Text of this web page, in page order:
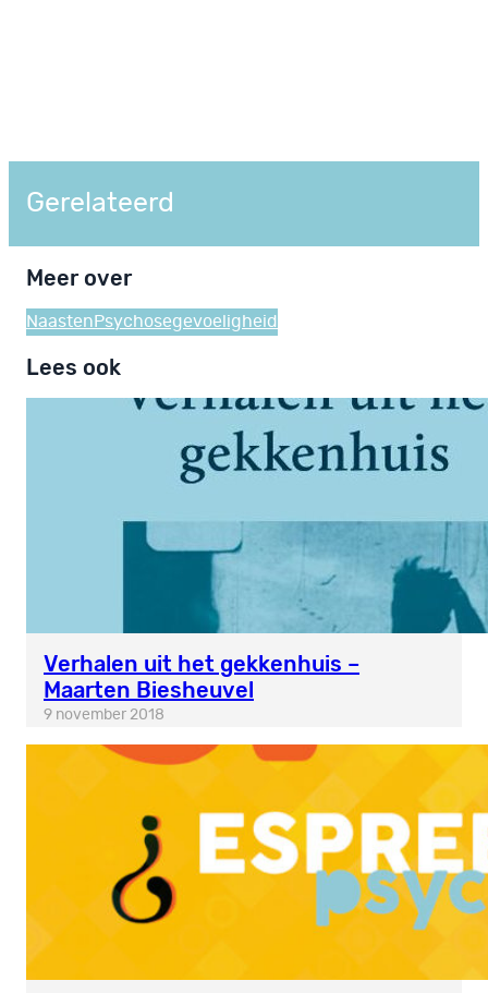
Gerelateerd
Meer over
Naasten Psychosegevoeligheid
Lees ook
Verhalen uit het gekkenhuis –
Maarten Biesheuvel
9 november 2018